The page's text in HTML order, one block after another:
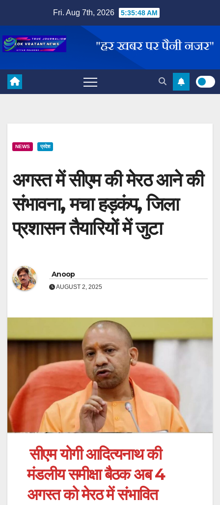
content
Fri. Aug 7th, 2026 5:35:49 AM
NEWS प्रदेश
अगस्त में सीएम की मेरठ आने की
संभावना, मचा हड़कंप, जिला
प्रशासन तैयारियों में जुटा
Anoop
AUGUST 2, 2025
सीएम योगी आदित्यनाथ की
मंडलीय समीक्षा बैठक अब 4
अगस्त को मेरठ में संभावित